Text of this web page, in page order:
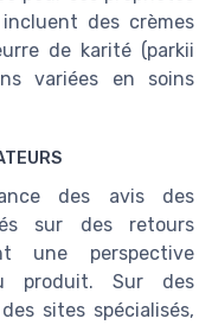
des crèmes
de karité (parkii
variées en soins
des avis des
sur des retours
une perspective
produit. Sur des
sites spécialisés,